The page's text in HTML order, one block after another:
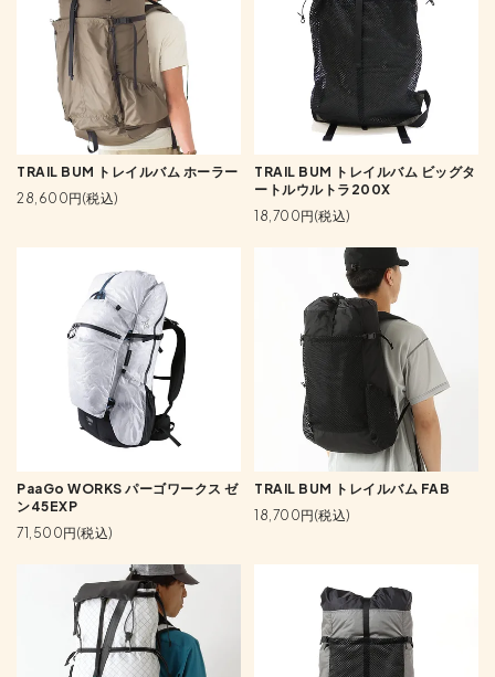
TRAIL BUM トレイルバム ホーラー
28,600円(税込)
TRAIL BUM トレイルバム ビッグタ
ートルウルトラ200X
18,700円(税込)
PaaGo WORKS パーゴワークス ゼ
ン45EXP
71,500円(税込)
TRAIL BUM トレイルバム FAB
18,700円(税込)